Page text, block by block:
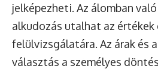
jelképezheti. Az álomban
alkudozás utalhat az
felülvizsgálatára. Az árak és
választás a személyes